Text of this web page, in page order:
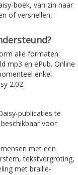
boek, van zin naar
of versnellen,
alle formaten:
mp3 en ePub. Online
enkel
2.02.
publicaties te
voor
met een
tekstvergroting,
met braille-